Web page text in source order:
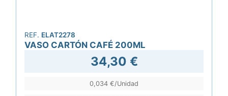
REF. ELAT2278
VASO CARTÓN CAFÉ 200ML
34,30 €
0,034 €/Unidad